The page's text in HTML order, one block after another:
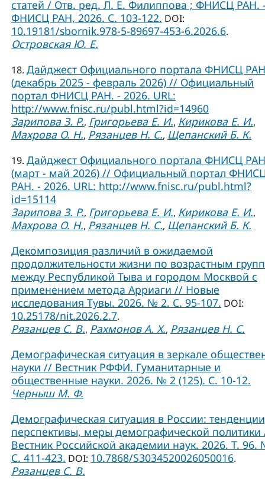
статей / Отв. ред. Л. Е. Филиппова ; ФНИСЦ РАН.
ФНИСЦ РАН, 2026. C. 103-122. DOI:
10.19181/sbornik.978-5-89697-453-6.2026.6.
Островская Ю. Е.
18. Дайджест Официального портала ФНИСЦ РАН
(декабрь 2025 - февраль 2026) // Официальный
портал ФНИСЦ РАН. - 2026. URL:
http://www.fnisc.ru/publ.html?id=14960
Зарипова З. Р., Григорьева Е. И., Кирикова Е. И.,
Махрова О. Н., Рязанцев Н. С., Щепанский Б. К.
19. Дайджест Официального портала ФНИСЦ РАН
(март - май 2026) // Официальный портал
РАН. - 2026. URL: http://www.fnisc.ru/publ.html?
id=15114
Зарипова З. Р., Григорьева Е. И., Кирикова Е. И.,
Махрова О. Н., Рязанцев Н. С., Щепанский Б. К.
Декомпозиция различий в ожидаемой
продолжительности жизни по возрастным
между Республикой Тыва и городом Москвой с
применением метода Арриаги // Новые
исследования Тувы. 2026. № 2. С. 95-107. DOI:
10.25178/nit.2026.2.7.
Рязанцев С. В., Рахмонов А. Х., Рязанцев Н. С.
Демографическая ситуация в зеркале
науки // Вестник РФФИ. Гуманитарные и
общественные науки. 2026. № 2 (125). С. 10-12.
Черныш М. Ф.
Демографическая ситуация в России:
перспективы, меры демографической
Вестник Российской академии наук. 2026. Т. 96.
С. 411-423. DOI: 10.7868/S3034520026050016.
Рязанцев С. В.